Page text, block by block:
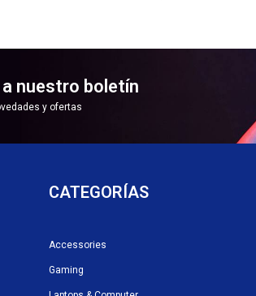
nuestro boletín
y ofertas
CATEGORÍAS
Accessories
Gaming